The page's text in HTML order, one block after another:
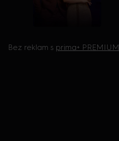
Bez reklam s prima+ PREMIUM